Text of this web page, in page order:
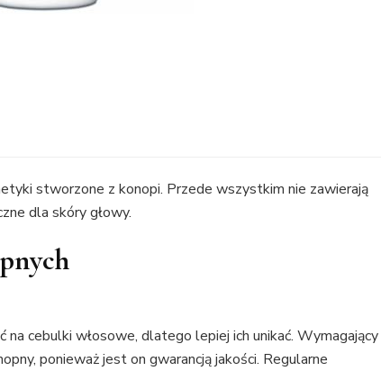
stworzone z konopi. Przede wszystkim nie zawierają
dla skóry głowy.
cebulki włosowe, dlatego lepiej ich unikać. Wymagający
ponieważ jest on gwarancją jakości. Regularne